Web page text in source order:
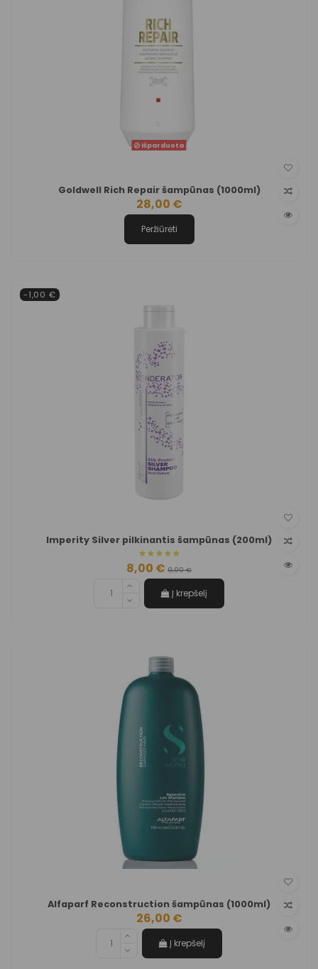
Išparduota
Goldwell Rich Repair šampūnas (1000ml)
28,00 €
Peržiūrėti
-1,00 €
Imperity Silver pilkinantis šampūnas (200ml)
8,00 € 9,00 €
Į krepšelį
Alfaparf Reconstruction šampūnas (1000ml)
26,00 €
Į krepšelį